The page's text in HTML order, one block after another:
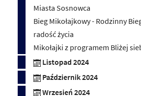
Miasta Sosnowca
Bieg Mikołajkowy - Rodzinny
radość życia
Mikołajki z programem Bliżej
Listopad 2024
Październik 2024
Wrzesień 2024